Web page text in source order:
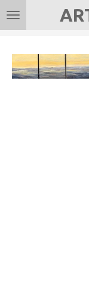
Ga
direct
de
hoofdinhoud